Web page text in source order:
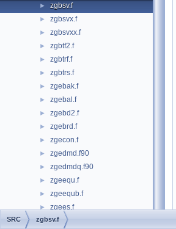
► zgbsv.f
► zgbsvx.f
► zgbsvxx.f
► zgbtf2.f
► zgbtrf.f
► zgbtrs.f
► zgebak.f
► zgebal.f
► zgebd2.f
► zgebrd.f
► zgecon.f
► zgedmd.f90
► zgedmdq.f90
► zgeequ.f
► zgeequb.f
► zgees.f
► zgeesx.f
SRC zgbsv.f